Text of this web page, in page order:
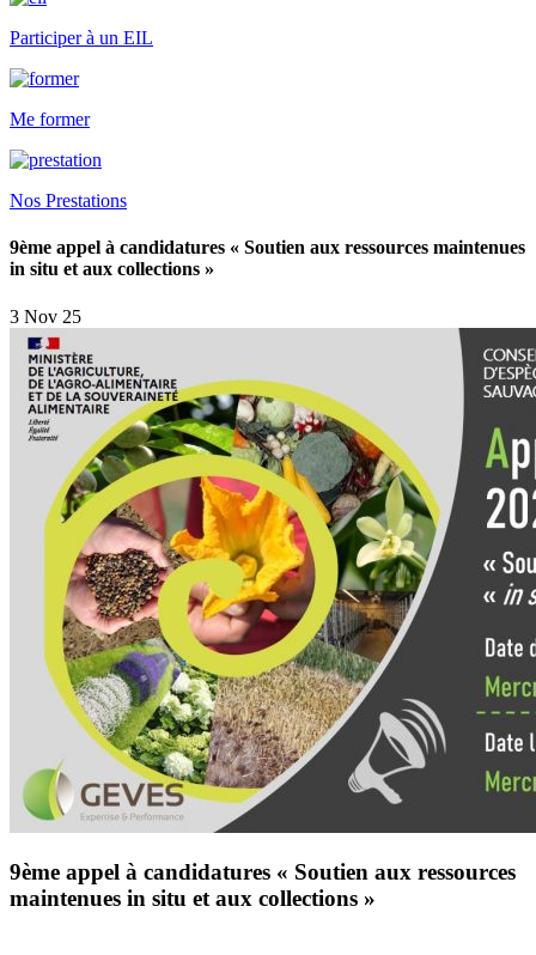
Participer à un EIL
Me former
Nos Prestations
9ème appel à candidatures « Soutien aux ressources maintenues
in situ et aux collections »
3 Nov 25
9ème appel à candidatures « Soutien aux ressources
maintenues in situ et aux collections »